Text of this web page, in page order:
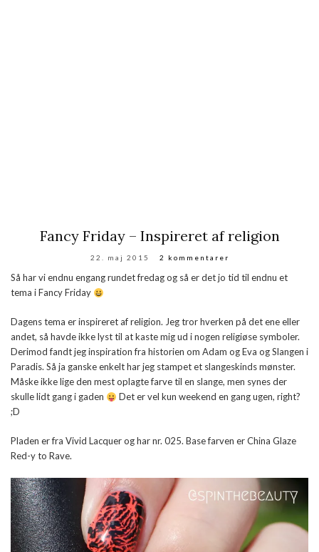
Fancy Friday – Inspireret af religion
22. maj 2015 2 kommentarer
Så har vi endnu engang rundet fredag og så er det jo tid til endnu et
tema i Fancy Friday
Dagens tema er inspireret af religion. Jeg tror hverken på det ene eller
andet, så havde ikke lyst til at kaste mig ud i nogen religiøse symboler.
Derimod fandt jeg inspiration fra historien om Adam og Eva og Slangen i
Paradis. Så ja ganske enkelt har jeg stampet et slangeskinds mønster.
Måske ikke lige den mest oplagte farve til en slange, men synes der
skulle lidt gang i gaden
Det er vel kun weekend en gang ugen, right?
;D
Pladen er fra Vivid Lacquer og har nr. 025. Base farven er China Glaze
Red-y to Rave.